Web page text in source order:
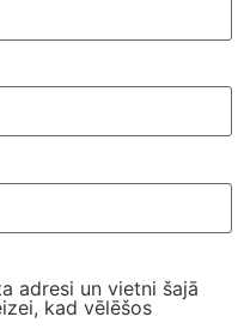
adresi un vietni šajā
kad vēlēšos